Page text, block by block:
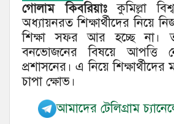
গোলাম কিবরিয়াঃকুমিল্লা
অধ্যায়নরত শিক্ষার্থীদের নিয়ে
শিক্ষা সফর আর হচ্ছে না।
বনভোজনের বিষয়ে আপত্তি
প্রশাসনের। এ নিয়ে
চাপা ক্ষোভ।
আমাদের টেলিগ্রাম